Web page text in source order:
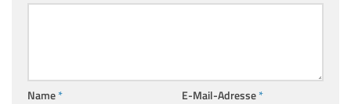
Name* E-Mail-Adresse*